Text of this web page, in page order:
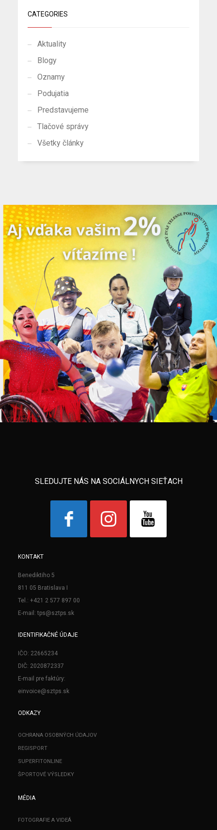
CATEGORIES
Aktuality
Blogy
Oznamy
Podujatia
Predstavujeme
Tlačové správy
Všetky články
SLEDUJTE NÁS NA SOCIÁLNYCH SIEŤACH
KONTAKT
Benediktiho 5
811 05 Bratislava I
Tel.: +421 2 577 897 00
E-mail: tps@sztps.sk
IDENTIFIKAČNÉ ÚDAJE
IČO: 22665234
DIČ: 2020872337
E-mail pre faktúry:
einvoice@sztps.sk
ODKAZY
OCHRANA OSOBNÝCH ÚDAJOV
REGISPORT
SUPERFITONLINE
ŠPORTOVÉ VÝSLEDKY
MÉDIA
FOTOGRAFIE A VIDEÁ